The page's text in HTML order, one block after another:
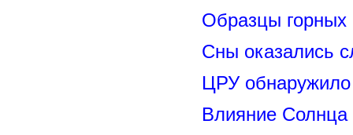
Образцы горных
Сны оказались
ЦРУ обнаружило
Влияние